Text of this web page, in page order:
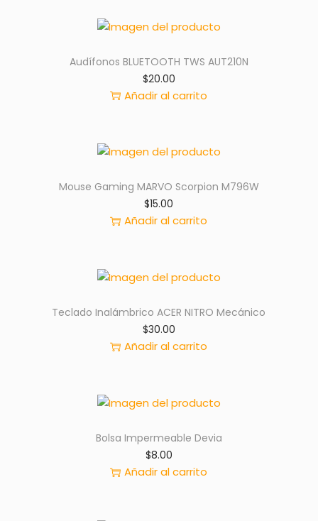
Audífonos BLUETOOTH TWS AUT210N
$20.00
Añadir al carrito
Mouse Gaming MARVO Scorpion M796W
$15.00
Añadir al carrito
Teclado Inalámbrico ACER NITRO Mecánico
$30.00
Añadir al carrito
Bolsa Impermeable Devia
$8.00
Añadir al carrito